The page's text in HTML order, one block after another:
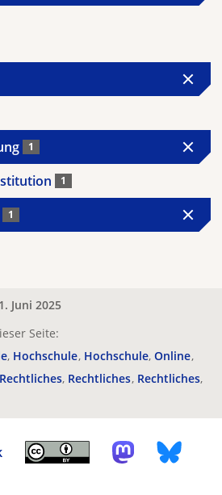
1
1
1
Juni 2025
Seite:
Hochschule Hochschule Online
Rechtliches Rechtliches Rechtliches